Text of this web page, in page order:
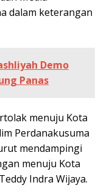
dalam keterangan
Demo
Panas
menuju Kota
Perdanakusuma
mendampingi
menuju Kota
Indra Wijaya.